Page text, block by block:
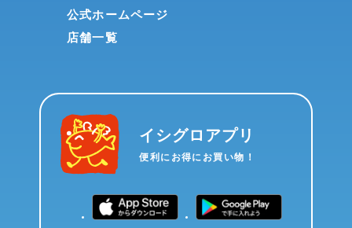
公式ホームページ
店舗一覧
イシグロアプリ
便利にお得にお買い物！